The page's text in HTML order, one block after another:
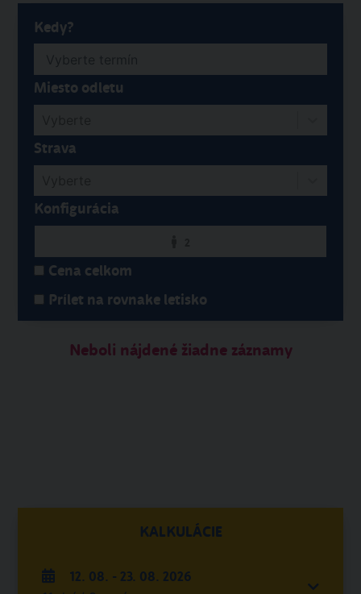
Kedy?
Miesto odletu
Strava
Konfigurácia
Cena celkom
Prílet na rovnake letisko
Neboli nájdené žiadne záznamy
KALKULÁCIE
12. 08. - 23. 08. 2026